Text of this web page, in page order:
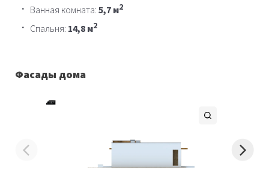
Ванная комната:5,7 м2
Спальня: 14,8 м2
Фасады дома